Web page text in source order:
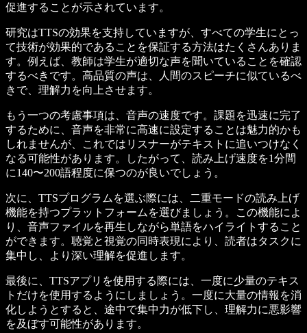
促進することが示されています。
研究はTTSの効果を支持していますが、すべての学生にとっ
て技術が効果的であることを保証する方法はたくさんありま
す。例えば、教師は学生が適切な声を聞いていることを確認
するべきです。高品質の声は、人間のスピーチに似ているべ
きで、理解力を向上させます。
もう一つの考慮事項は、音声の速度です。課題を迅速に完了
するために、音声を非常に高速に設定することは魅力的かも
しれませんが、これではリスナーがテキストに追いつけなく
なる可能性があります。したがって、読み上げ速度を1分間
に140〜200語程度に保つのが良いでしょう。
次に、TTSプログラムを選ぶ際には、二重モードの読み上げ
機能を持つプラットフォームを選びましょう。この機能によ
り、音声ファイルを再生しながら単語をハイライトすること
ができます。聴覚と視覚の同時表現により、読者はタスクに
集中し、より深い理解を促進します。
最後に、TTSアプリを使用する際には、一度に少量のテキス
トだけを使用するようにしましょう。一度に大量の情報を消
化しようとすると、途中で集中力が低下し、理解力に悪影響
を及ぼす可能性があります。